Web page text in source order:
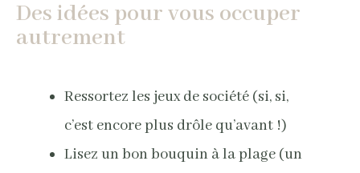
Des idées pour vous occuper
autrement
Ressortez les jeux de société (si, si,
c’est encore plus drôle qu’avant !)
Lisez un bon bouquin à la plage (un